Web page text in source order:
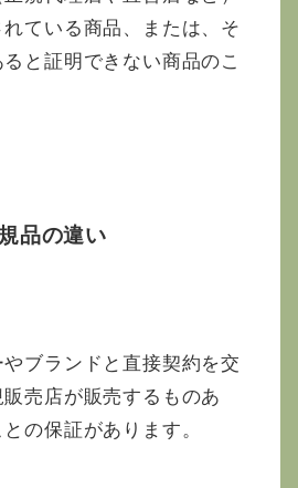
ている商品、または、そ
と証明できない商品のこ
品の違い
ブランドと直接契約を交
売店が販売するものあ
の保証があります。